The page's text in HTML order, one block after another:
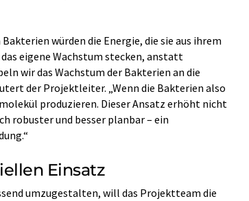
würden die Energie, die sie aus ihrem
eigene Wachstum stecken, anstatt
wir das Wachstum der Bakterien an die
der Projektleiter. „Wenn die Bakterien also
produzieren. Dieser Ansatz erhöht nicht
robuster und besser planbar – ein
Einsatz
umzugestalten, will das Projektteam die